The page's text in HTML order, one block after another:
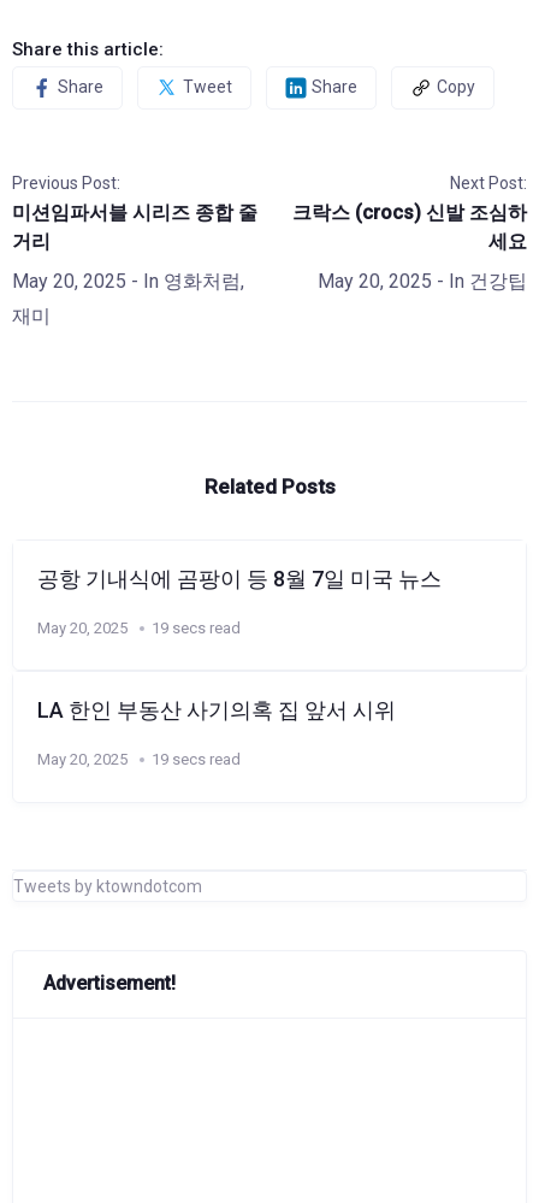
Share this article:
Share Tweet Share Copy
Previous Post:
미션임파서블 시리즈 종합 줄
거리
May 20, 2025 - In 영화처럼,
재미
Next Post:
크락스 (crocs) 신발 조심하
세요
May 20, 2025 - In 건강팁
Related Posts
공항 기내식에 곰팡이 등 8월 7일 미국 뉴스
May 20, 2025 19 secs read
LA 한인 부동산 사기의혹 집 앞서 시위
May 20, 2025 19 secs read
Tweets by ktowndotcom
Advertisement!